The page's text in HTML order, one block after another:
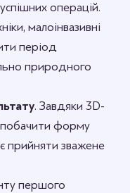
операцій.
малоінвазивні
період
природного
. Завдяки 3D-
форму
прийняти зважене
першого